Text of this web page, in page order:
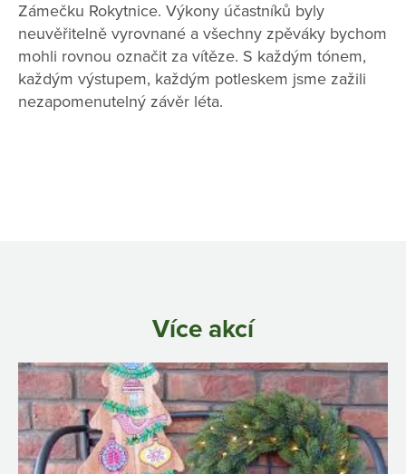
Zámečku Rokytnice. Výkony účastníků byly
neuvěřitelně vyrovnané a všechny zpěváky bychom
mohli rovnou označit za vítěze. S každým tónem,
každým výstupem, každým potleskem jsme zažili
nezapomenutelný závěr léta.
Více akcí